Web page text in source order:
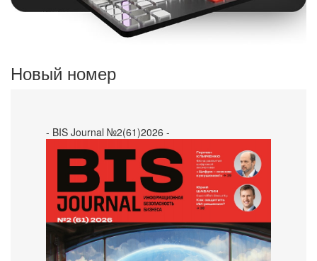
Новый номер
- BIS Journal №2(61)2026 -